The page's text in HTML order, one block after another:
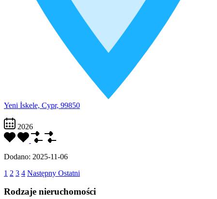
Yeni İskele, Cypr, 99850
2026
Dodano: 2025-11-06
1 2 3 4 Następny Ostatni
Rodzaje nieruchomości